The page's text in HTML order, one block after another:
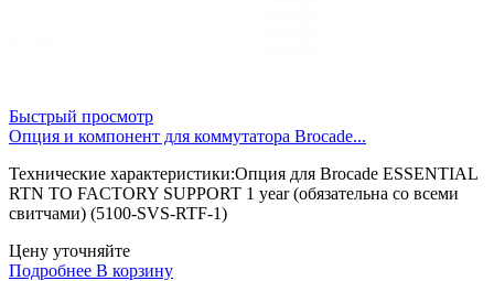
Быстрый просмотр
Опция и компонент для коммутатора Brocade...
Технические характеристики:Опция для Brocade ESSENTIAL
RTN TO FACTORY SUPPORT 1 year (обязательна со всеми
свитчами) (5100-SVS-RTF-1)
Цену уточняйте
Подробнее В корзину